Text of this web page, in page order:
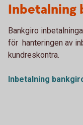
Inbetalning
Bankgiro
för hanteringen av
kundreskontra.
Inbetalning